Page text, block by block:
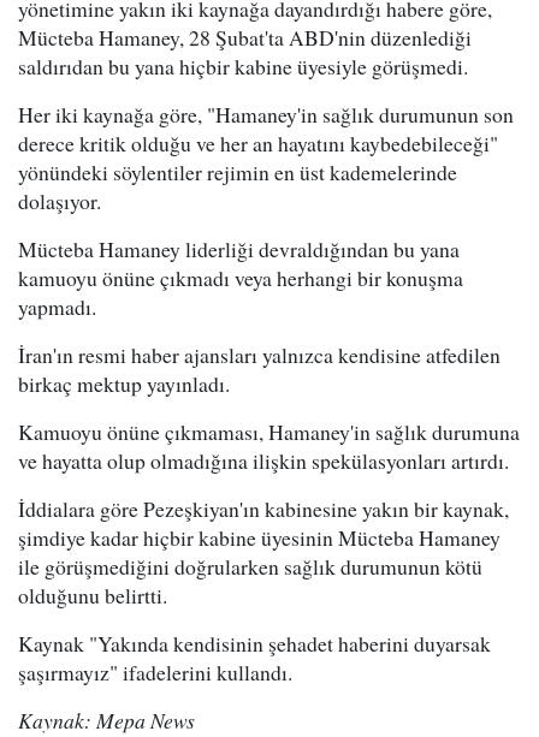
yönetimine yakın iki kaynağa dayandırdığı habere göre,
Mücteba Hamaney, 28 Şubat'ta ABD'nin düzenlediği
saldırıdan bu yana hiçbir kabine üyesiyle görüşmedi.
Her iki kaynağa göre, "Hamaney'in sağlık durumunun son
derece kritik olduğu ve her an hayatını kaybedebileceği"
yönündeki söylentiler rejimin en üst kademelerinde
dolaşıyor.
Mücteba Hamaney liderliği devraldığından bu yana
kamuoyu önüne çıkmadı veya herhangi bir konuşma
yapmadı.
İran'ın resmi haber ajansları yalnızca kendisine atfedilen
birkaç mektup yayınladı.
Kamuoyu önüne çıkmaması, Hamaney'in sağlık durumuna
ve hayatta olup olmadığına ilişkin spekülasyonları artırdı.
İddialara göre Pezeşkiyan'ın kabinesine yakın bir kaynak,
şimdiye kadar hiçbir kabine üyesinin Mücteba Hamaney
ile görüşmediğini doğrularken sağlık durumunun kötü
olduğunu belirtti.
Kaynak "Yakında kendisinin şehadet haberini duyarsak
şaşırmayız" ifadelerini kullandı.
Kaynak: Mepa News